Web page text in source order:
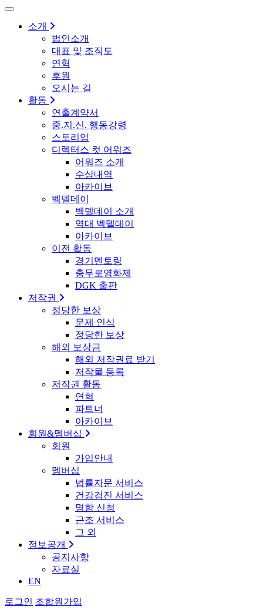
소개
법인소개
대표 및 조직도
연혁
후원
오시는 길
활동
연출계약서
중.지.신. 행동강령
스토리업
디렉터스 컷 어워즈
어워즈 소개
수상내역
아카이브
벡델데이
벡델데이 소개
역대 벡델데이
아카이브
이전 활동
경기멘토링
충무로영화제
DGK 출판
저작권
정당한 보상
문제 인식
정당한 보상
해외 보상금
해외 저작권료 받기
저작물 등록
저작권 활동
연혁
파트너
아카이브
회원&멤버십
회원
가입안내
멤버십
법률자문 서비스
건강검진 서비스
명함 신청
근조 서비스
그 외
정보공개
공지사항
자료실
EN
로그인 조합원가입